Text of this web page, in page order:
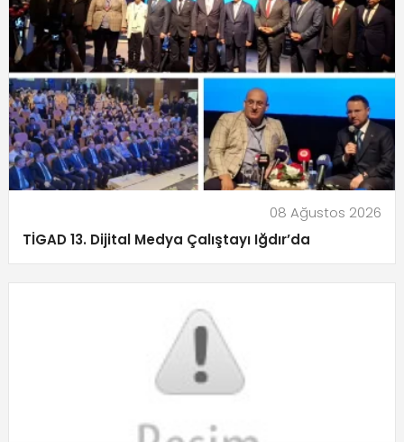
08 Ağustos 2026
TİGAD 13. Dijital Medya Çalıştayı Iğdır’da